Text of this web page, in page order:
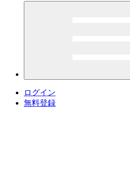
ログイン
無料登録